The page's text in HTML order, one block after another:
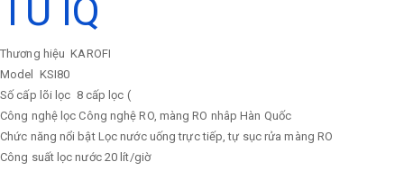
TỦ IQ
Thương hiệu KAROFI
Model
KSI80
Số cấp lõi lọc 8 cấp lọc (
Công nghệ lọc Công nghệ RO, màng RO nhâp Hàn Quốc
Chức năng nổi bật Lọc nước uống trực tiếp, tự sục rửa màng RO
Công suất lọc nước 20 lít/giờ